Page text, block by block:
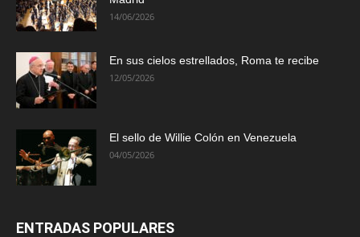
14/06/2026
En sus cielos estrellados, Roma te recibe
12/05/2026
El sello de Willie Colón en Venezuela
04/05/2026
ENTRADAS POPULARES